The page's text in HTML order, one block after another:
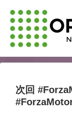
次回